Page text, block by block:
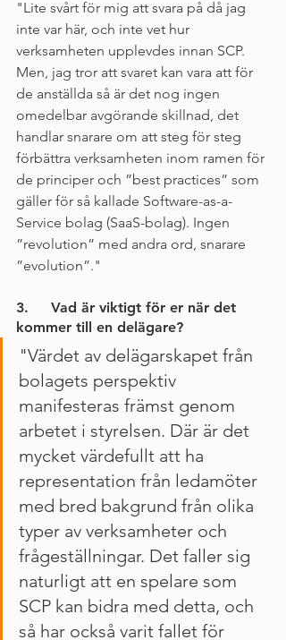
"Lite svårt för mig att svara på då jag
inte var här, och inte vet hur
verksamheten upplevdes innan SCP.
Men, jag tror att svaret kan vara att för
de anställda så är det nog ingen
omedelbar avgörande skillnad, det
handlar snarare om att steg för steg
förbättra verksamheten inom ramen för
de principer och ”best practices” som
gäller för så kallade Software-as-a-
Service bolag (SaaS-bolag). Ingen
”revolution” med andra ord, snarare
”evolution”."
3.     Vad är viktigt för er när det
kommer till en delägare?
"Värdet av delägarskapet från
bolagets perspektiv
manifesteras främst genom
arbetet i styrelsen. Där är det
mycket värdefullt att ha
representation från ledamöter
med bred bakgrund från olika
typer av verksamheter och
frågeställningar. Det faller sig
naturligt att en spelare som
SCP kan bidra med detta, och
så har också varit fallet för